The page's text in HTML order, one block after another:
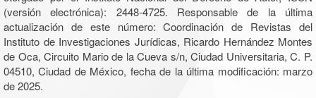
(versión electrónica): 2448-4725. Responsable de la última
actualización de este número: Coordinación de Revistas del
Instituto de Investigaciones Jurídicas, Ricardo Hernández Montes
de Oca, Circuito Mario de la Cueva s/n, Ciudad Universitaria, C. P.
04510, Ciudad de México, fecha de la última modificación: marzo
de 2025.